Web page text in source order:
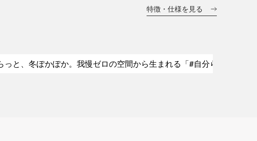
特徴・仕様を見る
っと、冬ぽかぽか。我慢ゼロの空間から生まれる「#自分らしい暮ら